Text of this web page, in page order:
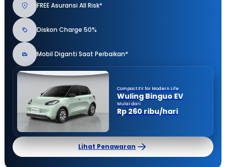
FREE Asuransi All Risk*
Diskon Charge 50%
Mobil Diganti Saat Perbaikan*
Compact EV for Modern Life
Wuling Binguo EV
Mulai dari
Rp 260 ribu/hari
Lihat Penawaran